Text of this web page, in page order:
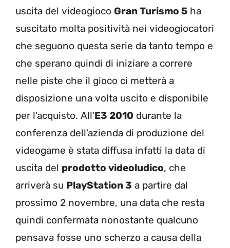
uscita del videogioco Gran Turismo 5 ha
suscitato molta positività nei videogiocatori
che seguono questa serie da tanto tempo e
che sperano quindi di iniziare a correre
nelle piste che il gioco ci metterà a
disposizione una volta uscito e disponibile
per l’acquisto. All’E3 2010 durante la
conferenza dell’azienda di produzione del
videogame è stata diffusa infatti la data di
uscita del prodotto videoludico, che
arriverà su PlayStation 3 a partire dal
prossimo 2 novembre, una data che resta
quindi confermata nonostante qualcuno
pensava fosse uno scherzo a causa della